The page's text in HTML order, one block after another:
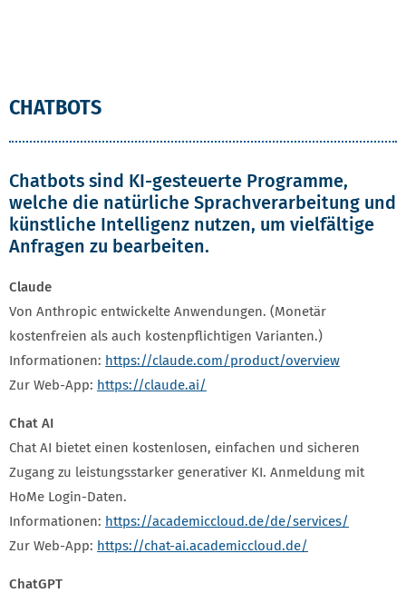
CHATBOTS
Chatbots sind KI-gesteuerte Programme,
welche die natürliche Sprachverarbeitung und
künstliche Intelligenz nutzen, um vielfältige
Anfragen zu bearbeiten.
Claude
Von Anthropic entwickelte Anwendungen. (Monetär
kostenfreien als auch kostenpflichtigen Varianten.)
Informationen: https://claude.com/product/overview
Zur Web-App: https://claude.ai/
Chat AI
Chat AI bietet einen kostenlosen, einfachen und sicheren
Zugang zu leistungsstarker generativer KI. Anmeldung mit
HoMe Login-Daten.
Informationen: https://academiccloud.de/de/services/
Zur Web-App: https://chat-ai.academiccloud.de/
ChatGPT